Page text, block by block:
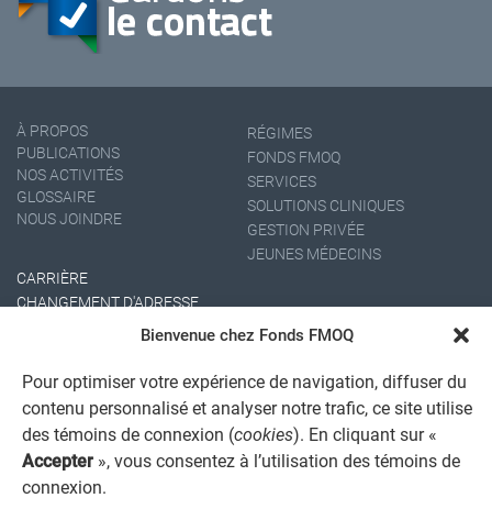
Bienvenue chez Fonds FMOQ
Pour optimiser votre expérience de navigation, diffuser du
contenu personnalisé et analyser notre trafic, ce site utilise
des témoins de connexion (cookies). En cliquant sur «
Accepter », vous consentez à l’utilisation des témoins de
connexion.
À PROPOS
PUBLICATIONS
NOS ACTIVITÉS
GLOSSAIRE
NOUS JOINDRE
RÉGIMES
FONDS FMOQ
SERVICES
SOLUTIONS CLINIQUES
GESTION PRIVÉE
JEUNES MÉDECINS
CARRIÈRE
CHANGEMENT D'ADRESSE
AVIS JURIDIQUE GÉNÉRAL